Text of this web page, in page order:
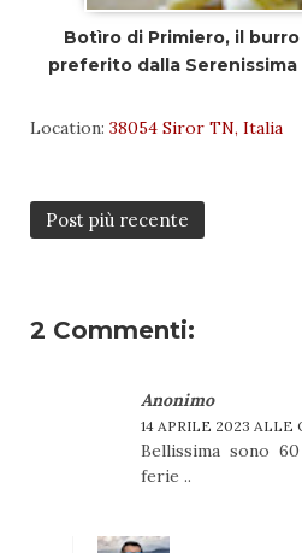
Botìro di Primiero, il
preferito dalla Serenissima
Location: 38054 Siror TN, Italia
Post più recente
2 Commenti:
Anonimo
14 APRILE 2023 ALLE
Bellissima sono
ferie ..